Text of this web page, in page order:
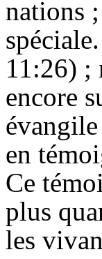
nations
11:26) ;
encore
en
Ce
plus
les